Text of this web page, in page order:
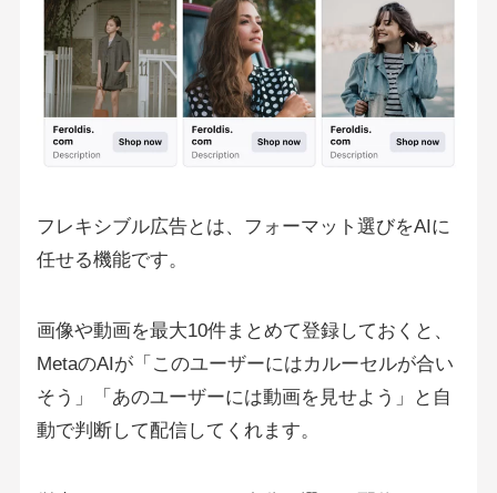
フレキシブル広告とは、フォーマット選びをAIに
任せる機能です。
画像や動画を最大10件まとめて登録しておくと、
MetaのAIが「このユーザーにはカルーセルが合い
そう」「あのユーザーには動画を見せよう」と自
動で判断して配信してくれます。